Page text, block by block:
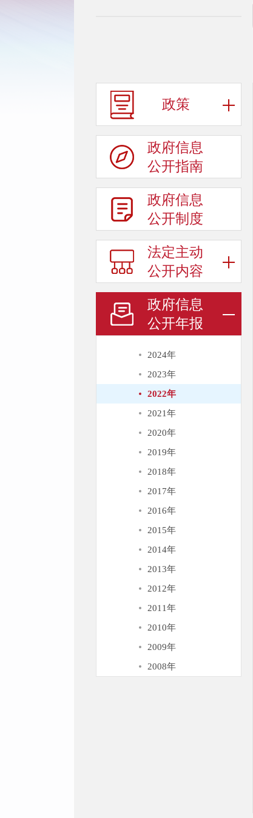
政策
政府信息
公开指南
政府信息
公开制度
法定主动
公开内容
政府信息
公开年报
2024年
2023年
2022年
2021年
2020年
2019年
2018年
2017年
2016年
2015年
2014年
2013年
2012年
2011年
2010年
2009年
2008年